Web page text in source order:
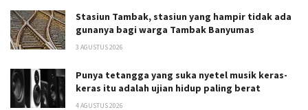
Stasiun Tambak, stasiun yang hampir tidak ada
gunanya bagi warga Tambak Banyumas
3 AGUSTUS 2026
Punya tetangga yang suka nyetel musik keras-
keras itu adalah ujian hidup paling berat
4 AGUSTUS 2026